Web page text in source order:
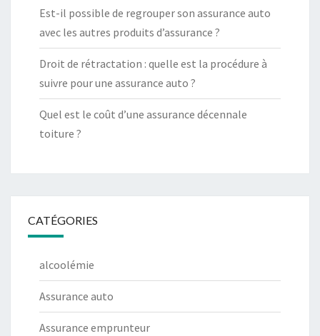
Est-il possible de regrouper son assurance auto
avec les autres produits d’assurance ?
Droit de rétractation : quelle est la procédure à
suivre pour une assurance auto ?
Quel est le coût d’une assurance décennale
toiture ?
CATÉGORIES
alcoolémie
Assurance auto
Assurance emprunteur